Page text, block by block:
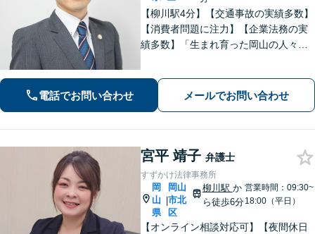
【柳川駅4分】【交通事故の実績多数】
【消費者問題に注力】【企業法務の実
績多数】「生まれ育った岡山の人々の
実かつ確実な対応に努めてまいりま
す。お気軽にご相談ください。
電話でお問い合わせ メールでお問い合わせ
宮平 靖子 弁護士
すずかけ法律事務所
岡
山
県
|
岡山
市北
区
柳川駅 か
ら徒歩6分
営業時間：09:30~
18:00（平日）
【オンライン相談対応可】【夜間休日